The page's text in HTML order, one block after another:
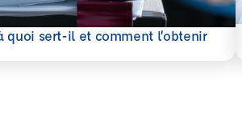
quoi sert-il et comment l’obtenir